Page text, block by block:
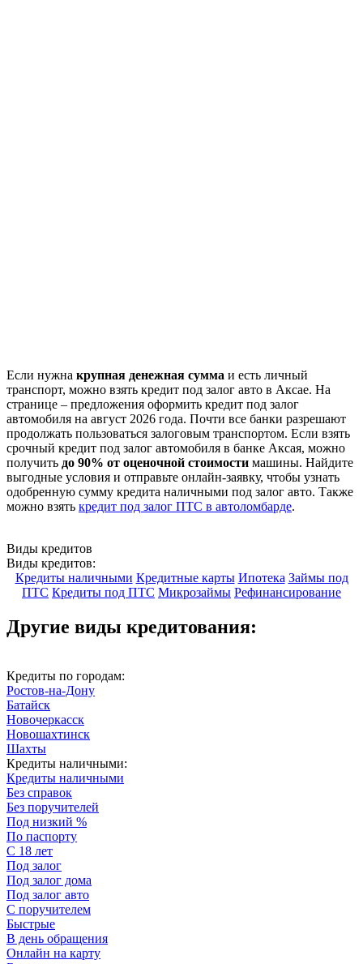
Если нужна крупная денежная сумма и есть личный
транспорт, можно взять кредит под залог авто в Аксае. На
странице – предложения оформить кредит под залог
автомобиля на август 2026 года. Почти все банки разрешают
продолжать пользоваться залоговым транспортом. Если взять
срочный кредит под залог автомобиля в банке Аксая, можно
получить до 90% от оценочной стоимости машины. Найдите
выгодные условия и отправьте онлайн-заявку, чтобы узнать
одобренную сумму кредита наличными под залог авто. Также
можно взять кредит под залог ПТС в автоломбарде.
Виды кредитов
Виды кредитов:
Кредиты наличными Кредитные карты Ипотека Займы под
ПТС Кредиты под ПТС Микрозаймы Рефинансирование
Другие виды кредитования:
Кредиты по городам:
Ростов-на-Дону
Батайск
Новочеркасск
Новошахтинск
Шахты
Кредиты наличными:
Кредиты наличными
Без справок
Без поручителей
Под низкий %
По паспорту
С 18 лет
Под залог
Под залог дома
Под залог авто
С поручителем
Быстрые
В день обращения
Онлайн на карту